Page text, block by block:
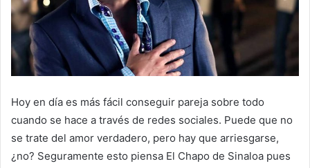
Hoy en día es más fácil conseguir pareja sobre todo
cuando se hace a través de redes sociales. Puede que no
se trate del amor verdadero, pero hay que arriesgarse,
¿no? Seguramente esto piensa El Chapo de Sinaloa pues